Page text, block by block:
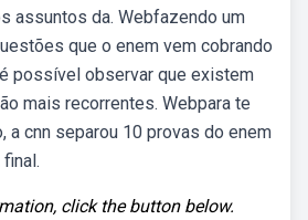
assuntos da. Webfazendo um
que o enem vem cobrando
possível observar que existem
mais recorrentes. Webpara te
a cnn separou 10 provas do enem
click the button below.